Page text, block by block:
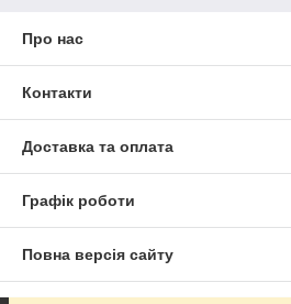
Про нас
Контакти
Доставка та оплата
Графік роботи
Повна версія сайту